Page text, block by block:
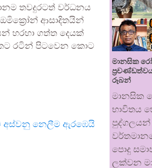
තවදුරටත් වර්ධනය
ආසාදිතයින්
හරහා ගත්ත දෙයක්
රටින් පිටවෙන කොට
නෙලීම ඇරඹෙයි
මානසික
රූබන්
මානසික
භාවිතය
පොදු
ලක්වන